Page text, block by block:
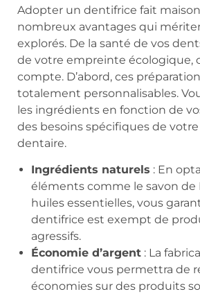
Adopter un dentifrice fait
nombreux avantages qui
explorés. De la santé de vos
de votre empreinte écologique,
compte. D’abord, ces
totalement personnalisables.
les ingrédients en fonction de
des besoins spécifiques de
dentaire.
Ingrédients naturels : En
éléments comme le savon de
huiles essentielles, vous
dentifrice est exempt de
agressifs.
Économie d’argent : La
dentifrice vous permettra de
économies sur des produits